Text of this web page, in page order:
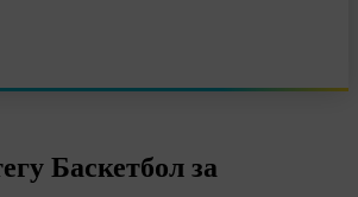
Баскетбол за